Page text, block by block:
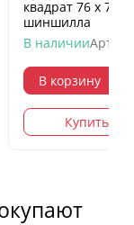
квадрат 76 х 76
шиншилла
В наличии
В корзину
Купить в